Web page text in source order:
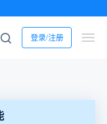
登录/注册